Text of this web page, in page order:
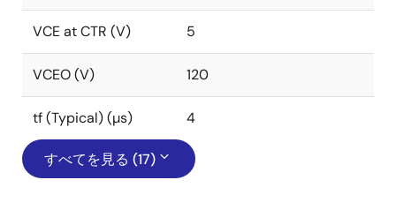
VCE at CTR (V) 5
VCEO (V) 120
tf (Typical) (µs) 4
すべてを見る (17)